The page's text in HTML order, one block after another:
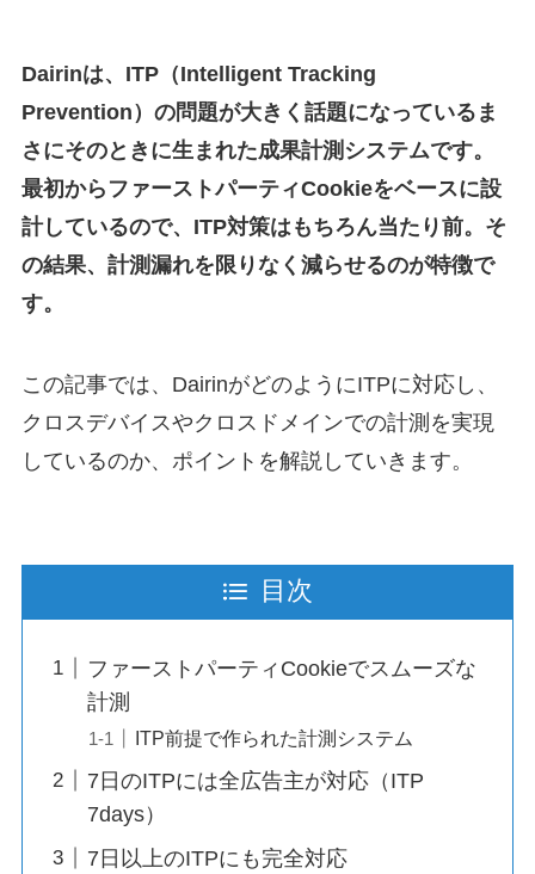
Dairinは、ITP（Intelligent Tracking
Prevention）の問題が大きく話題になっているま
さにそのときに生まれた成果計測システムです。
最初からファーストパーティCookieをベースに設
計しているので、ITP対策はもちろん当たり前。そ
の結果、計測漏れを限りなく減らせるのが特徴で
す。
この記事では、DairinがどのようにITPに対応し、
クロスデバイスやクロスドメインでの計測を実現
しているのか、ポイントを解説していきます。
目次
ファーストパーティCookieでスムーズな
計測
ITP前提で作られた計測システム
7日のITPには全広告主が対応（ITP
7days）
7日以上のITPにも完全対応